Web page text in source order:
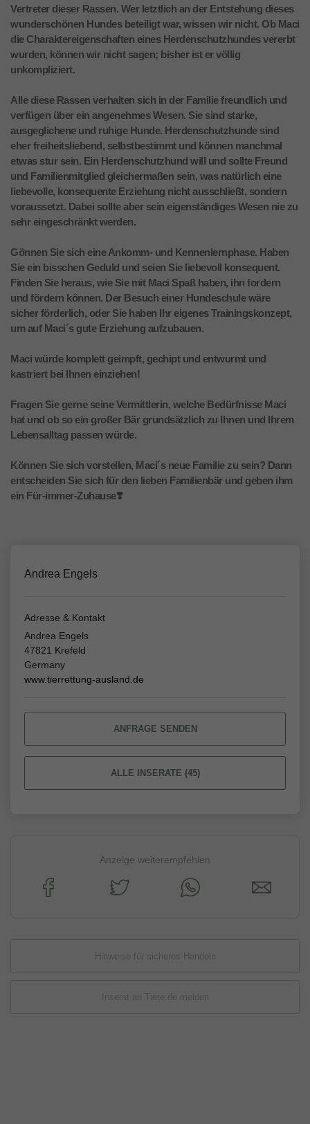
Vertreter dieser Rassen. Wer letztlich an der Entstehung dieses
wunderschönen Hundes beteiligt war, wissen wir nicht. Ob Maci
die Charaktereigenschaften eines Herdenschutzhundes vererbt
wurden, können wir nicht sagen; bisher ist er völlig
unkompliziert.
Alle diese Rassen verhalten sich in der Familie freundlich und
verfügen über ein angenehmes Wesen. Sie sind starke,
ausgeglichene und ruhige Hunde. Herdenschutzhunde sind
eher freiheitsliebend, selbstbestimmt und können manchmal
etwas stur sein. Ein Herdenschutzhund will und sollte Freund
und Familienmitglied gleichermaßen sein, was natürlich eine
liebevolle, konsequente Erziehung nicht ausschließt, sondern
voraussetzt. Dabei sollte aber sein eigenständiges Wesen nie zu
sehr eingeschränkt werden.
Gönnen Sie sich eine Ankomm- und Kennenlernphase. Haben
Sie ein bisschen Geduld und seien Sie liebevoll konsequent.
Finden Sie heraus, wie Sie mit Maci Spaß haben, ihn fordern
und fördern können. Der Besuch einer Hundeschule wäre
sicher förderlich, oder Sie haben Ihr eigenes Trainingskonzept,
um auf Maci´s gute Erziehung aufzubauen.
Maci würde komplett geimpft, gechipt und entwurmt und
kastriert bei Ihnen einziehen!
Fragen Sie gerne seine Vermittlerin, welche Bedürfnisse Maci
hat und ob so ein großer Bär grundsätzlich zu Ihnen und Ihrem
Lebensalltag passen würde.
Können Sie sich vorstellen, Maci´s neue Familie zu sein? Dann
entscheiden Sie sich für den lieben Familienbär und geben ihm
ein Für-immer-Zuhause❣️
Andrea Engels
Adresse & Kontakt
Andrea Engels
47821 Krefeld
Germany
www.tierrettung-ausland.de
ANFRAGE SENDEN
ALLE INSERATE (45)
Anzeige weiterempfehlen
Hinweise für sicheres Handeln
Inserat an Tiere.de melden